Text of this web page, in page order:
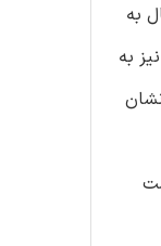
به
به